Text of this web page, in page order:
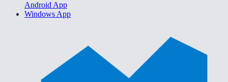
Android App
Windows App